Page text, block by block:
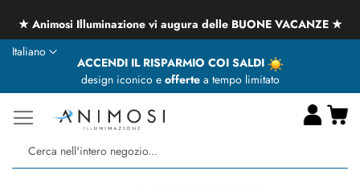
★ Animosi Illuminazione vi augura delle BUONE VACANZE ★
ACCENDI IL RISPARMIO COI SALDI
design iconico e offertea tempo limitato
Lingua
Italiano